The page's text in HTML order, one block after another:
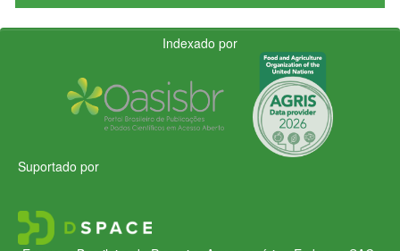
Indexado por
Suportado por